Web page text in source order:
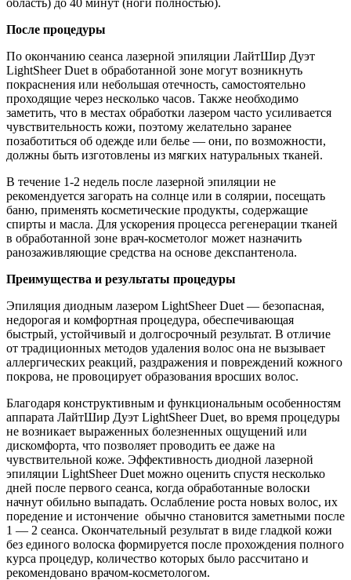
После процедуры
По окончанию сеанса лазерной эпиляции ЛайтШир Дуэт
LightSheer Duet в обработанной зоне могут возникнуть
покраснения или небольшая отечность, самостоятельно
проходящие через несколько часов. Также необходимо
заметить, что в местах обработки лазером часто усиливается
чувствительность кожи, поэтому желательно заранее
позаботиться об одежде или белье — они, по возможности,
должны быть изготовлены из мягких натуральных тканей.
В течение 1-2 недель после лазерной эпиляции не
рекомендуется загорать на солнце или в солярии, посещать
баню, применять косметические продукты, содержащие
спирты и масла. Для ускорения процесса регенерации тканей
в обработанной зоне врач-косметолог может назначить
ранозаживляющие средства на основе декспантенола.
Преимущества и результаты процедуры
Эпиляция диодным лазером LightSheer Duet — безопасная,
недорогая и комфортная процедура, обеспечивающая
быстрый, устойчивый и долгосрочный результат. В отличие
от традиционных методов удаления волос она не вызывает
аллергических реакций, раздражения и повреждений кожного
покрова, не провоцирует образования вросших волос.
Благодаря конструктивным и функциональным особенностям
аппарата ЛайтШир Дуэт LightSheer Duet, во время процедуры
не возникает выраженных болезненных ощущений или
дискомфорта, что позволяет проводить ее даже на
чувствительной коже. Эффективность диодной лазерной
эпиляции LightSheer Duet можно оценить спустя несколько
дней после первого сеанса, когда обработанные волоски
начнут обильно выпадать. Ослабление роста новых волос, их
поредение и истончение обычно становится заметными после
1 — 2 сеанса. Окончательный результат в виде гладкой кожи
без единого волоска формируется после прохождения полного
курса процедур, количество которых было рассчитано и
рекомендовано врачом-косметологом.